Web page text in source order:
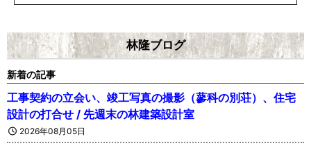
林隆ブログ
新着の記事
工事契約の立会い、竣工写真の撮影（蓼科の別荘）、住宅
設計の打合せ / 先週末の林建築設計室
2026年08月05日